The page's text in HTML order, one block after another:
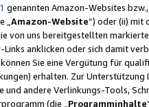
genannten Amazon-Websites
Amazon-Website“) oder (ii) mit
von uns bereitgestellten
Links anklicken oder sich damit
Sie eine Vergütung für
erhalten. Zur
und andere Verlinkungs-Tools,
(die „ Programminhalte